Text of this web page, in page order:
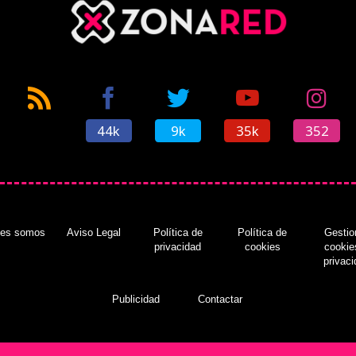
44k 9k 35k 352
somos Aviso Legal
Política de
privacidad
Política de
cookies
Publicidad Contactar